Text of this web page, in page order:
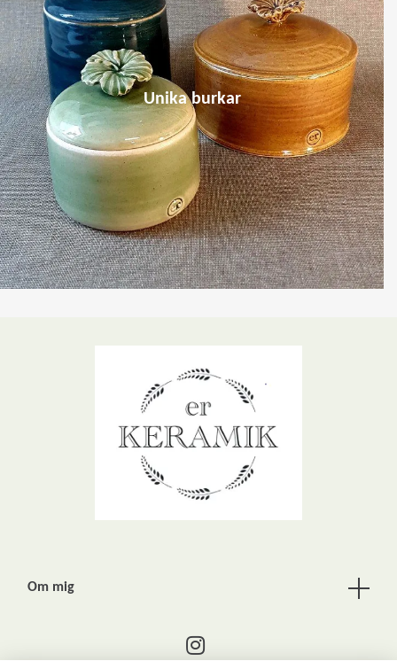
Unika burkar
Om mig